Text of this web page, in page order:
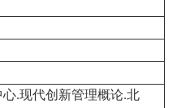
.现代创新管理概论.北